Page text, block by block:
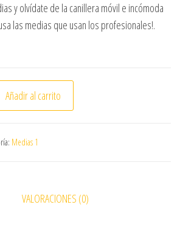
y olvídate de la canillera móvil e incómoda
las medias que usan los profesionales!.
SIN PIE DRB ADULTO NARANJO
Añadir al carrito
Medias 1
VALORACIONES (0)